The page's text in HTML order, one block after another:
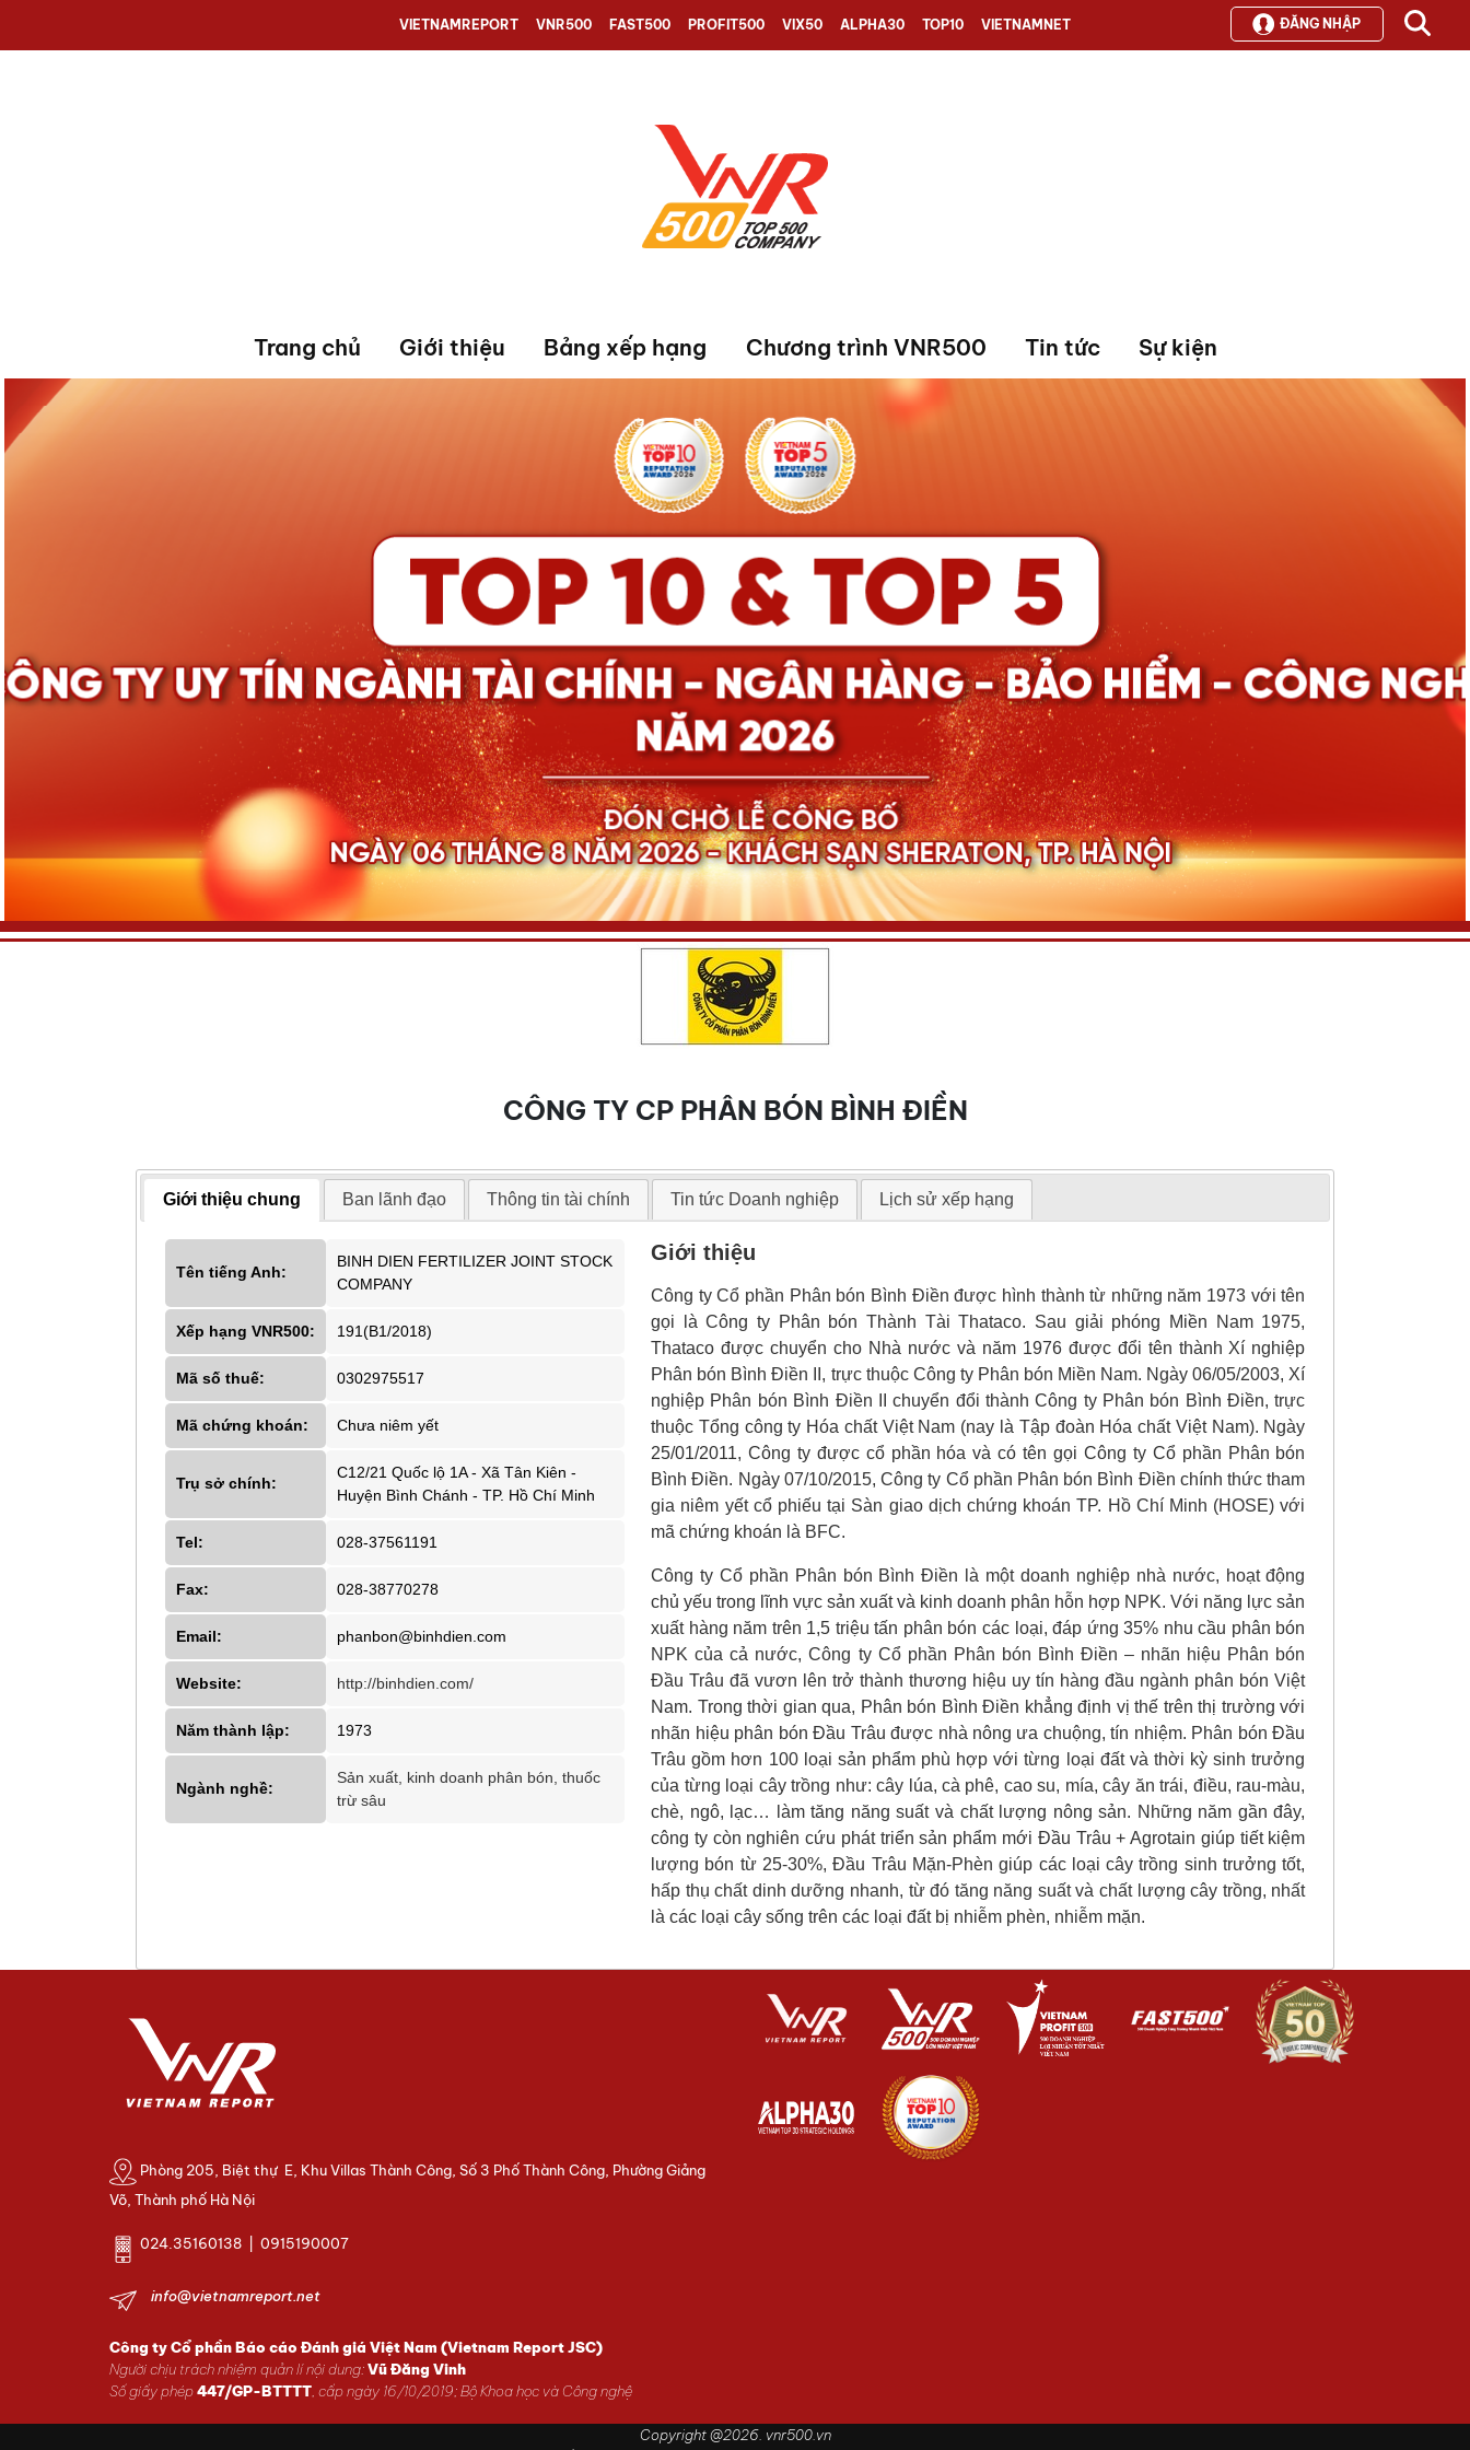
VIETNAMREPORT VNR500 FAST500 PROFIT500 VIX50 ALPHA30 TOP10 VIETNAMNET ĐĂNG NHẬP
Trang chủ Giới thiệu Bảng xếp hạng Chương trình VNR500 Tin tức Sự kiện
CÔNG TY CP PHÂN BÓN BÌNH ĐIỀN
Giới thiệu chung Ban lãnh đạo Thông tin tài chính Tin tức Doanh nghiệp Lịch sử xếp hạng
Tên tiếng Anh:
BINH DIEN FERTILIZER JOINT STOCK
COMPANY
Xếp hạng VNR500: 191(B1/2018)
Mã số thuế: 0302975517
Mã chứng khoán: Chưa niêm yết
Trụ sở chính:
C12/21 Quốc lộ 1A - Xã Tân Kiên -
Huyện Bình Chánh - TP. Hồ Chí Minh
Tel: 028-37561191
Fax: 028-38770278
Email: phanbon@binhdien.com
Website: http://binhdien.com/
Năm thành lập: 1973
Ngành nghề:
Sản xuất, kinh doanh phân bón, thuốc
trừ sâu
Giới thiệu
Công ty Cổ phần Phân bón Bình Điền được hình thành từ những năm 1973 với tên
gọi là Công ty Phân bón Thành Tài Thataco. Sau giải phóng Miền Nam 1975,
Thataco được chuyển cho Nhà nước và năm 1976 được đổi tên thành Xí nghiệp
Phân bón Bình Điền II, trực thuộc Công ty Phân bón Miền Nam. Ngày 06/05/2003, Xí
nghiệp Phân bón Bình Điền II chuyển đổi thành Công ty Phân bón Bình Điền, trực
thuộc Tổng công ty Hóa chất Việt Nam (nay là Tập đoàn Hóa chất Việt Nam). Ngày
25/01/2011, Công ty được cổ phần hóa và có tên gọi Công ty Cổ phần Phân bón
Bình Điền. Ngày 07/10/2015, Công ty Cổ phần Phân bón Bình Điền chính thức tham
gia niêm yết cổ phiếu tại Sàn giao dịch chứng khoán TP. Hồ Chí Minh (HOSE) với
mã chứng khoán là BFC.
Công ty Cổ phần Phân bón Bình Điền là một doanh nghiệp nhà nước, hoạt động
chủ yếu trong lĩnh vực sản xuất và kinh doanh phân hỗn hợp NPK. Với năng lực sản
xuất hàng năm trên 1,5 triệu tấn phân bón các loại, đáp ứng 35% nhu cầu phân bón
NPK của cả nước, Công ty Cổ phần Phân bón Bình Điền – nhãn hiệu Phân bón
Đầu Trâu đã vươn lên trở thành thương hiệu uy tín hàng đầu ngành phân bón Việt
Nam. Trong thời gian qua, Phân bón Bình Điền khẳng định vị thế trên thị trường với
nhãn hiệu phân bón Đầu Trâu được nhà nông ưa chuộng, tín nhiệm. Phân bón Đầu
Trâu gồm hơn 100 loại sản phẩm phù hợp với từng loại đất và thời kỳ sinh trưởng
của từng loại cây trồng như: cây lúa, cà phê, cao su, mía, cây ăn trái, điều, rau-màu,
chè, ngô, lạc… làm tăng năng suất và chất lượng nông sản. Những năm gần đây,
công ty còn nghiên cứu phát triển sản phẩm mới Đầu Trâu + Agrotain giúp tiết kiệm
lượng bón từ 25-30%, Đầu Trâu Mặn-Phèn giúp các loại cây trồng sinh trưởng tốt,
hấp thụ chất dinh dưỡng nhanh, từ đó tăng năng suất và chất lượng cây trồng, nhất
là các loại cây sống trên các loại đất bị nhiễm phèn, nhiễm mặn.
Phòng 205, Biệt thự E, Khu Villas Thành Công, Số 3 Phố Thành Công, Phường Giảng
Võ, Thành phố Hà Nội
024.35160138 | 0915190007
info@vietnamreport.net
Công ty Cổ phần Báo cáo Đánh giá Việt Nam (Vietnam Report JSC)
Người chịu trách nhiệm quản lí nội dung:Vũ Đăng Vinh
Số giấy phép447/GP-BTTTT, cấp ngày 16/10/2019; Bộ Khoa học và Công nghệ
Copyright @2026. vnr500.vn